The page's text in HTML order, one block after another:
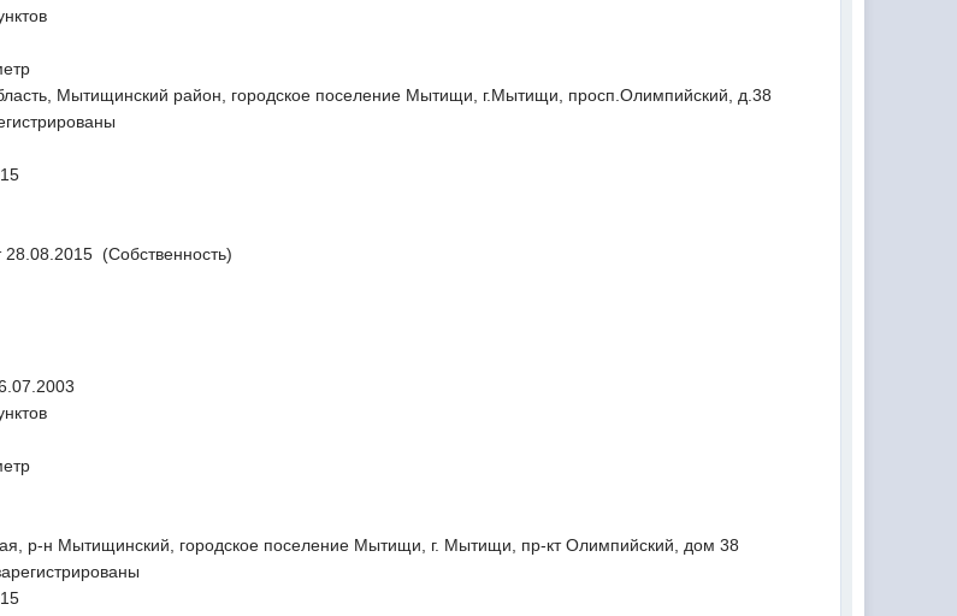
Мытищинский район, городское поселение Мытищи, г.Мытищи, просп.Олимпийский, д.38
(Собственность)
р-н Мытищинский, городское поселение Мытищи, г. Мытищи, пр-кт Олимпийский, дом 38